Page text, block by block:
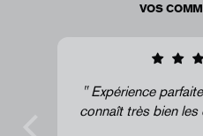
VOS
Expérience
connaît très bien